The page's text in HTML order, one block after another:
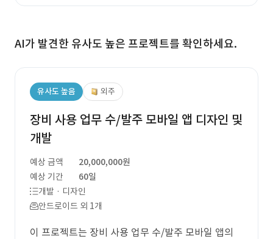
AI가 발견한 유사도 높은 프로젝트를 확인하세요.
유사도 높음 외주
장비 사용 업무 수/발주 모바일 앱 디자인 및
개발
예상 금액
20,000,000원
예상 기간
60일
개발 · 디자인
안드로이드 외 1개
이 프로젝트는 장비 사용 업무 수/발주 모바일 앱의